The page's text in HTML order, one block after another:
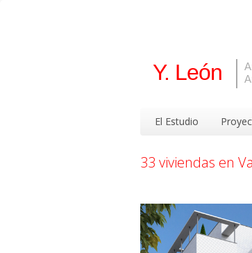
Y. León
El Estudio
33 viviendas en